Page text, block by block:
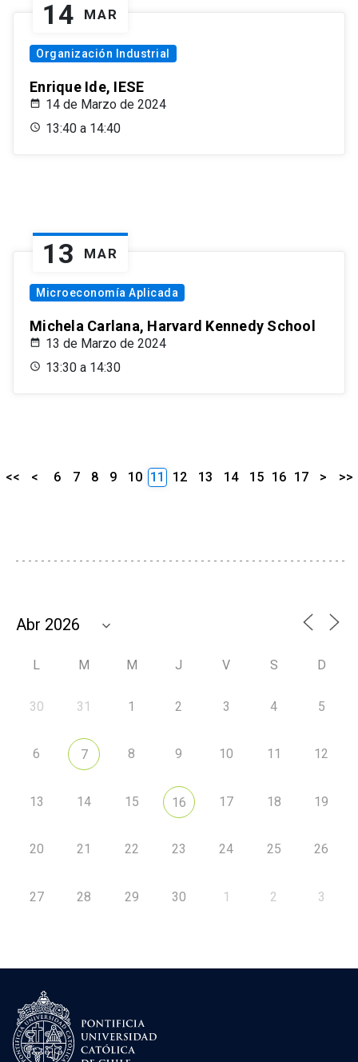
14 MAR
Organización Industrial
Enrique Ide, IESE
14 de Marzo de 2024
13:40 a 14:40
13 MAR
Microeconomía Aplicada
Michela Carlana, Harvard Kennedy School
13 de Marzo de 2024
13:30 a 14:30
<< < 6 7 8 9 10 11 12 13 14 15 16 17 > >>
L M M J V S D
30 31 1 2 3 4 5
6 7 8 9 10 11 12
13 14 15 16 17 18 19
20 21 22 23 24 25 26
27 28 29 30 1 2 3